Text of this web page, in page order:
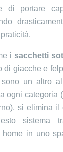
di portare
i sacchetti
di giacche e
un altro
ogni categoria
si elimina il
sistema
in uno